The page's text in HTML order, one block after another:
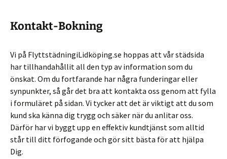
Kontakt-Bokning
Vi på FlyttstädningiLidköping.se hoppas att vår städsida
har tillhandahållit all den typ av information som du
önskat. Om du fortfarande har några funderingar eller
synpunkter, så går det bra att kontakta oss genom att fylla
i formuläret på sidan. Vi tycker att det är viktigt att du som
kund ska känna dig trygg och säker när du anlitar oss.
Därför har vi byggt upp en effektiv kundtjänst som alltid
står till ditt förfogande och gör sitt bästa för att hjälpa
Dig.